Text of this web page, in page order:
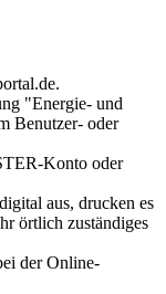
"Energie- und
Benutzer- oder
Konto oder
aus, drucken es
örtlich zuständiges
der Online-